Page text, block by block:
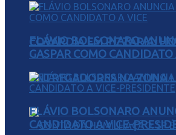
COVARDIA EM PIZZARIA:
ENTREGADORES NA ZONA
FLÁVIO BOLSONARO
GASPAR COMO CANDIDATO
FLÁVIO BOLSONARO
CANDIDATO A VICE-